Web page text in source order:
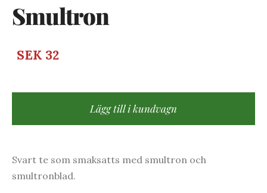
Smultron
SEK 32
Lägg till i kundvagn
Svart te som smaksatts med smultron och
smultronblad.